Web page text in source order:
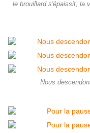
le brouillard s'épaissit, la
Nous